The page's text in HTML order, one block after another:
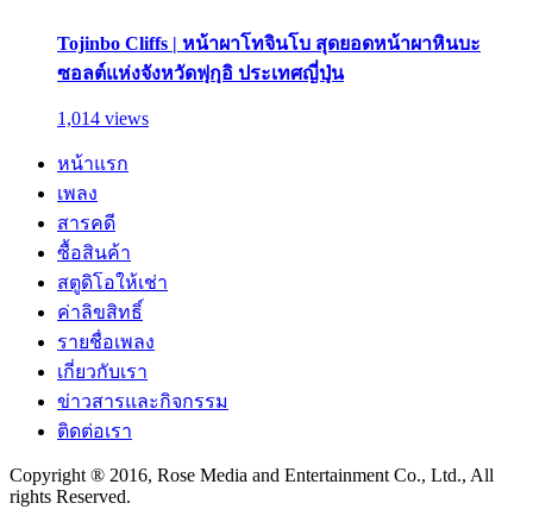
Tojinbo Cliffs | หน้าผาโทจินโบ สุดยอดหน้าผาหินบะ
ซอลต์แห่งจังหวัดฟุกุอิ ประเทศญี่ปุ่น
1,014 views
หน้าแรก
เพลง
สารคดี
ซื้อสินค้า
สตูดิโอให้เช่า
ค่าลิขสิทธิ์
รายชื่อเพลง
เกี่ยวกับเรา
ข่าวสารและกิจกรรม
ติดต่อเรา
Copyright ® 2016, Rose Media and Entertainment Co., Ltd., All
rights Reserved.